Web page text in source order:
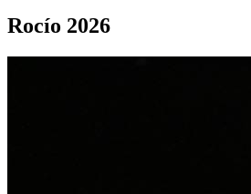
Rocío 2026